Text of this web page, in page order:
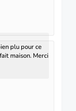
plu pour ce
maison. Merci